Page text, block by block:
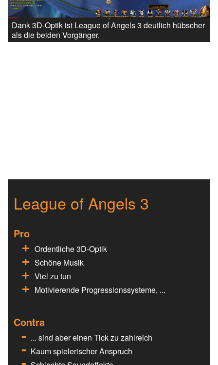
Dank 3D-Optik ist League of Angels 3 deutlich hübscher
als die beiden Vorgänger.
League of Angels 3
Pro
Ordentliche 3D-Optik
Schöne Musik
Viel zu tun
Motivierende Progressionssysteme, ...
Contra
... sind aber einen Tick zu zahlreich
Kaum spielerischer Anspruch